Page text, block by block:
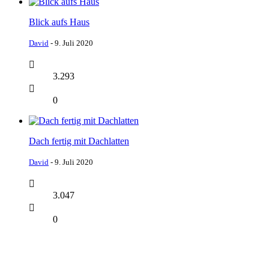
Blick aufs Haus
David - 9. Juli 2020
3.293
0
Dach fertig mit Dachlatten
David - 9. Juli 2020
3.047
0